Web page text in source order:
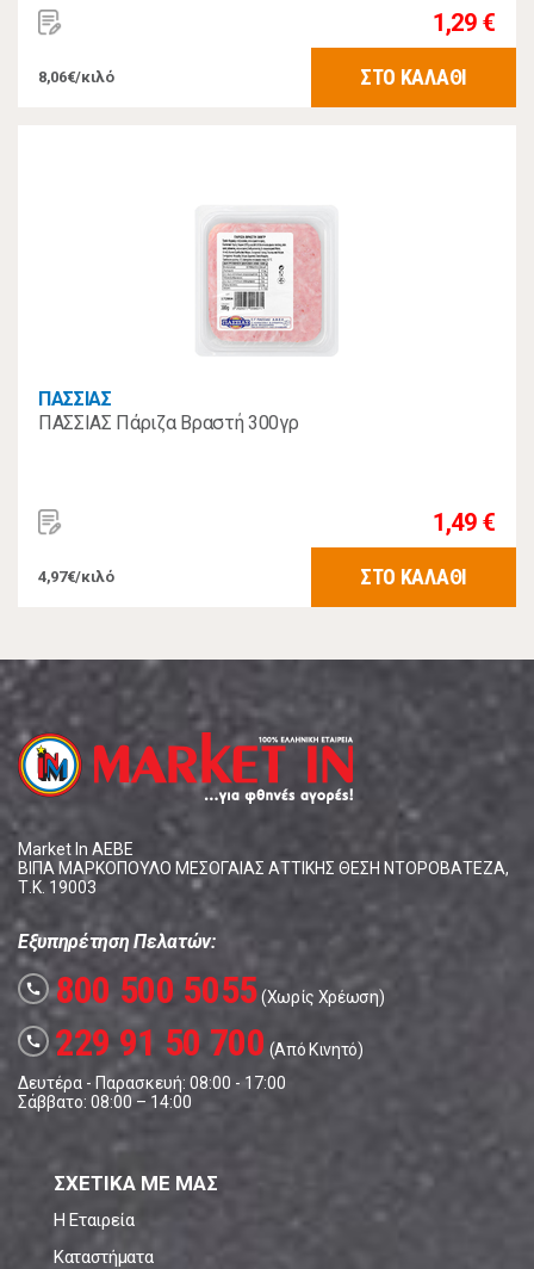
1,29 €
8,06€/κιλό ΣΤΟ ΚΑΛΑΘΙ
ΠΑΣΣΙΑΣ
ΠΑΣΣΙΑΣ Πάριζα Βραστή 300γρ
1,49 €
4,97€/κιλό ΣΤΟ ΚΑΛΑΘΙ
Market In ΑΕΒΕ
ΒΙΠΑ ΜΑΡΚΟΠΟΥΛΟ ΜΕΣΟΓΑΙΑΣ ΑΤΤΙΚΗΣ ΘΕΣΗ ΝΤΟΡΟΒΑΤΕΖΑ,
Τ.Κ. 19003
Εξυπηρέτηση Πελατών:
call 800 500 5055(Χωρίς Χρέωση)
call 229 91 50 700 (Από Κινητό)
Δευτέρα - Παρασκευή: 08:00 - 17:00
Σάββατο: 08:00 – 14:00
ΣΧΕΤΙΚΑ ΜΕ ΜΑΣ
Η Εταιρεία
Καταστήματα